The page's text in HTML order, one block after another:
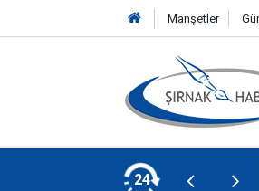
Manşetler
24
İçme Suyu Hattında Çalışmalar